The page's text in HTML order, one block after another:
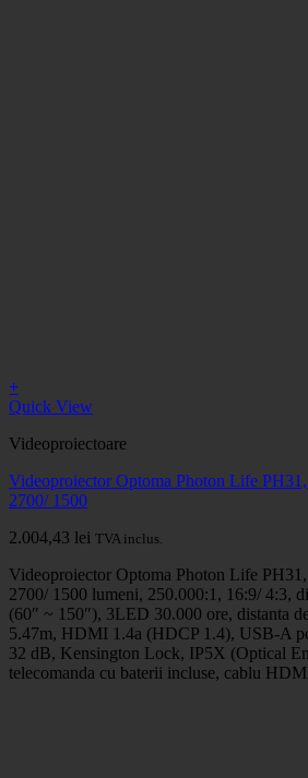
+
Quick View
Videoproiectoare
Videoproiector Optoma Photon Life
2700/ 1500
2.004,43 lei TVA inclus.
Videoproiector Optoma Photon Life
2700/ 1500 lumeni, 250.000:1, 16:9/ 4:3,
(60″ ~ 150″), 3LED 30.000 ore, distanta
5.47m, HDMI 1.4a (HDCP 1.4), USB-A
32 dB, Kensington Lock, IP5X (Optical
telecomanda cu baterii incluse, cablu